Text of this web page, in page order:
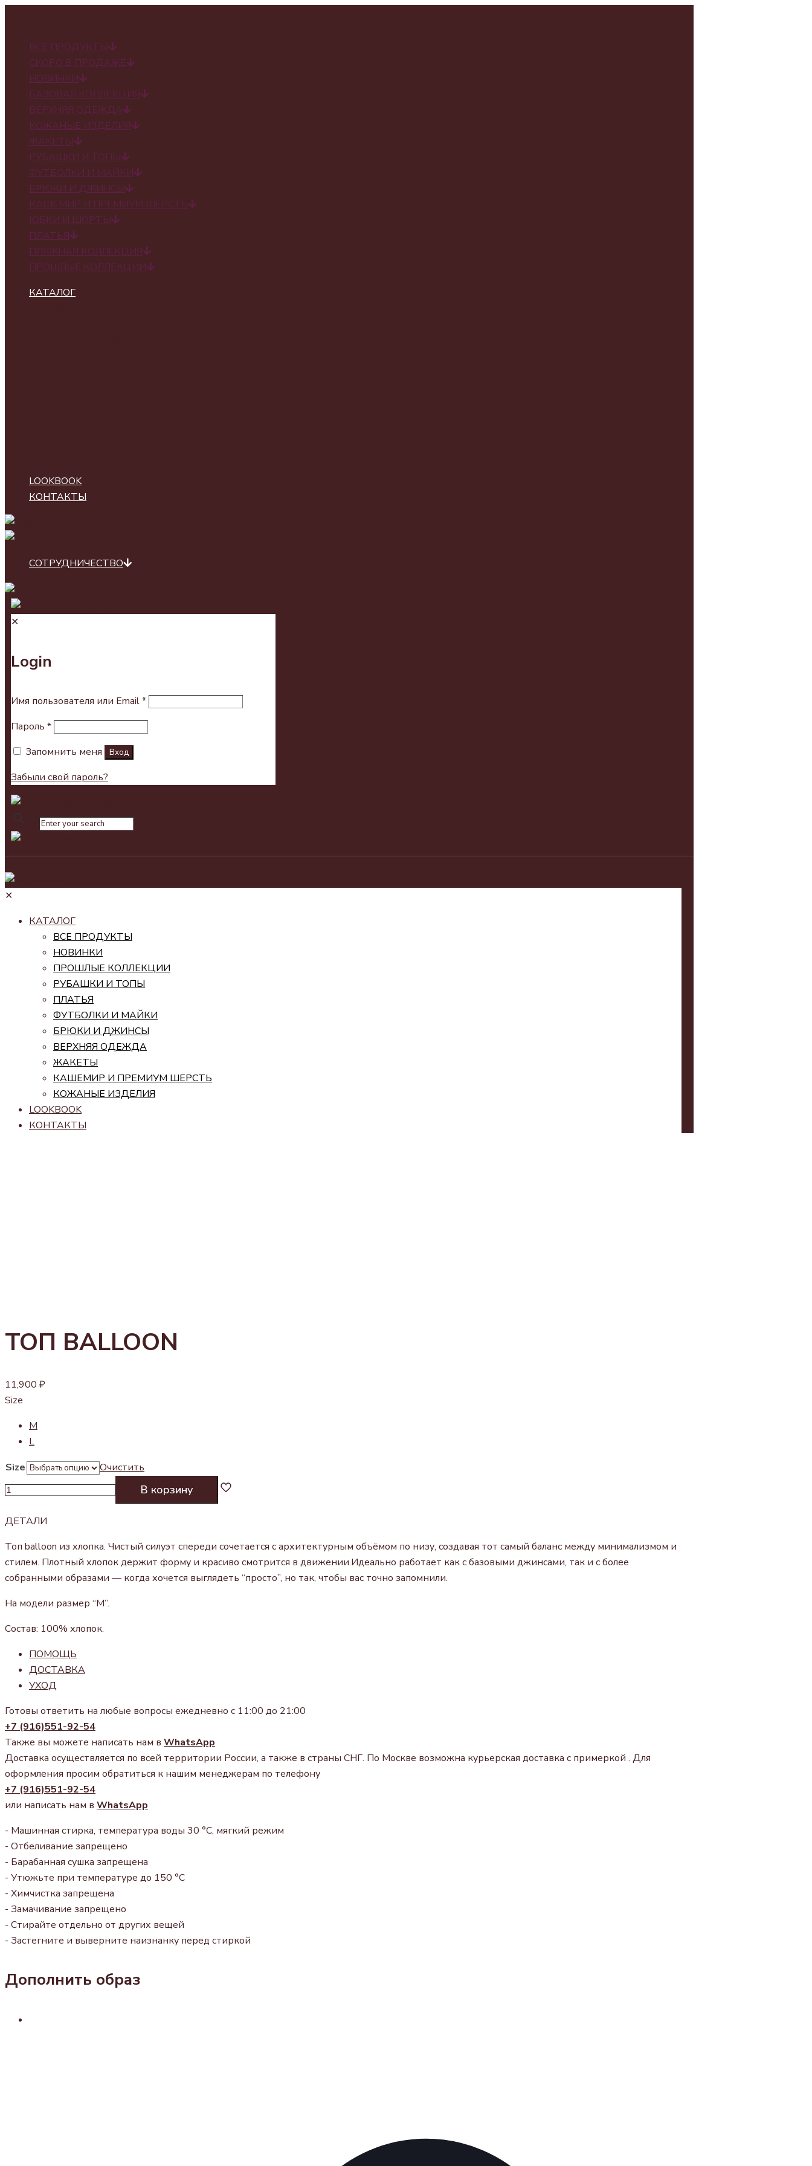
ВСЕ ПРОДУКТЫ
СКОРО В ПРОДАЖЕ
НОВИНКИ
БАЗОВАЯ КОЛЛЕКЦИЯ
ВЕРХНЯЯ ОДЕЖДА
КОЖАНЫЕ ИЗДЕЛИЯ
ЖАКЕТЫ
РУБАШКИ И ТОПЫ
ФУТБОЛКИ И МАЙКИ
БРЮКИ И ДЖИНСЫ
КАШЕМИР И ПРЕМИУМ ШЕРСТЬ
ЮБКИ И ШОРТЫ
ПЛАТЬЯ
ПЛЯЖНАЯ КОЛЛЕКЦИЯ
ПРОШЛЫЕ КОЛЛЕКЦИИ
КАТАЛОГ
LOOKBOOK
КОНТАКТЫ
СОТРУДНИЧЕСТВО
✕
Login
Имя пользователя или Email*
Пароль *
Запомнить меня
Вход
Забыли свой пароль?
✕
КАТАЛОГ
ВСЕ ПРОДУКТЫ
НОВИНКИ
ПРОШЛЫЕ КОЛЛЕКЦИИ
РУБАШКИ И ТОПЫ
ПЛАТЬЯ
ФУТБОЛКИ И МАЙКИ
БРЮКИ И ДЖИНСЫ
ВЕРХНЯЯ ОДЕЖДА
ЖАКЕТЫ
КАШЕМИР И ПРЕМИУМ ШЕРСТЬ
КОЖАНЫЕ ИЗДЕЛИЯ
LOOKBOOK
КОНТАКТЫ
ТОП BALLOON
11,900 ₽
Size
M
L
Size
Очистить
Количество
ТОП
В корзину
ДЕТАЛИ
Топ balloon из хлопка. Чистый силуэт спереди сочетается с архитектурным объёмом по низу, создавая тот самый баланс между минимализмом и
стилем. Плотный хлопок держит форму и красиво смотрится в движении.Идеально работает как с базовыми джинсами, так и с более
собранными образами — когда хочется выглядеть “просто”, но так, чтобы вас точно запомнили.
На модели размер “М”.
Состав: 100% хлопок.
ПОМОЩЬ
ДОСТАВКА
УХОД
Готовы ответить на любые вопросы ежедневно с 11:00 до 21:00
+7 (916)551-92-54
Также вы можете написать нам в WhatsApp
Доставка осуществляется по всей территории России, а также в страны СНГ. По Москве возможна курьерская доставка с примеркой . Для
оформления просим обратиться к нашим менеджерам по телефону
+7 (916)551-92-54
или написать нам в WhatsApp
- Машинная стирка, температура воды 30 °С, мягкий режим
- Отбеливание запрещено
- Барабанная сушка запрещена
- Утюжьте при температуре до 150 °С
- Химчистка запрещена
- Замачивание запрещено
- Стирайте отдельно от других вещей
- Застегните и выверните наизнанку перед стиркой
Дополнить образ